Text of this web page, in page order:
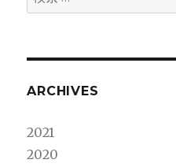
索:
ARCHIVES
2021
2020